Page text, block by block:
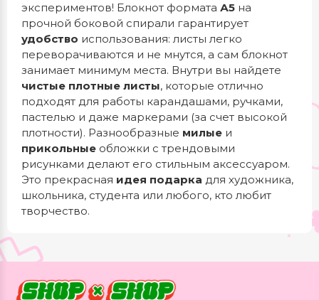
экспериментов! Блокнот формата А5 на
прочной боковой спирали гарантирует
удобство использования: листы легко
переворачиваются и не мнутся, а сам блокнот
занимает минимум места. Внутри вы найдете
чистые плотные листы, которые отлично
подходят для работы карандашами, ручками,
пастелью и даже маркерами (за счет высокой
плотности). Разнообразные милые и
прикольные обложки с трендовыми
рисунками делают его стильным аксессуаром.
Это прекрасная идея подарка для художника,
школьника, студента или любого, кто любит
творчество.